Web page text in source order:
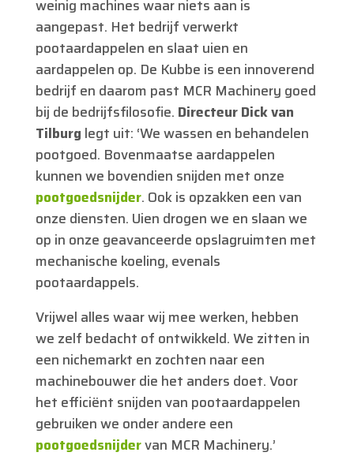
weinig machines waar niets aan is
aangepast. Het bedrijf verwerkt
pootaardappelen en slaat uien en
aardappelen op. De Kubbe is een innoverend
bedrijf en daarom past MCR Machinery goed
bij de bedrijfsfilosofie. Directeur Dick van
Tilburg legt uit: ‘We wassen en behandelen
pootgoed. Bovenmaatse aardappelen
kunnen we bovendien snijden met onze
pootgoedsnijder. Ook is opzakken een van
onze diensten. Uien drogen we en slaan we
op in onze geavanceerde opslagruimten met
mechanische koeling, evenals
pootaardappels.
Vrijwel alles waar wij mee werken, hebben
we zelf bedacht of ontwikkeld. We zitten in
een nichemarkt en zochten naar een
machinebouwer die het anders doet. Voor
het efficiënt snijden van pootaardappelen
gebruiken we onder andere een
pootgoedsnijdervan MCR Machinery.’